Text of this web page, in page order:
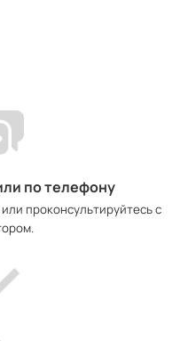
по телефону
проконсультируйтесь с